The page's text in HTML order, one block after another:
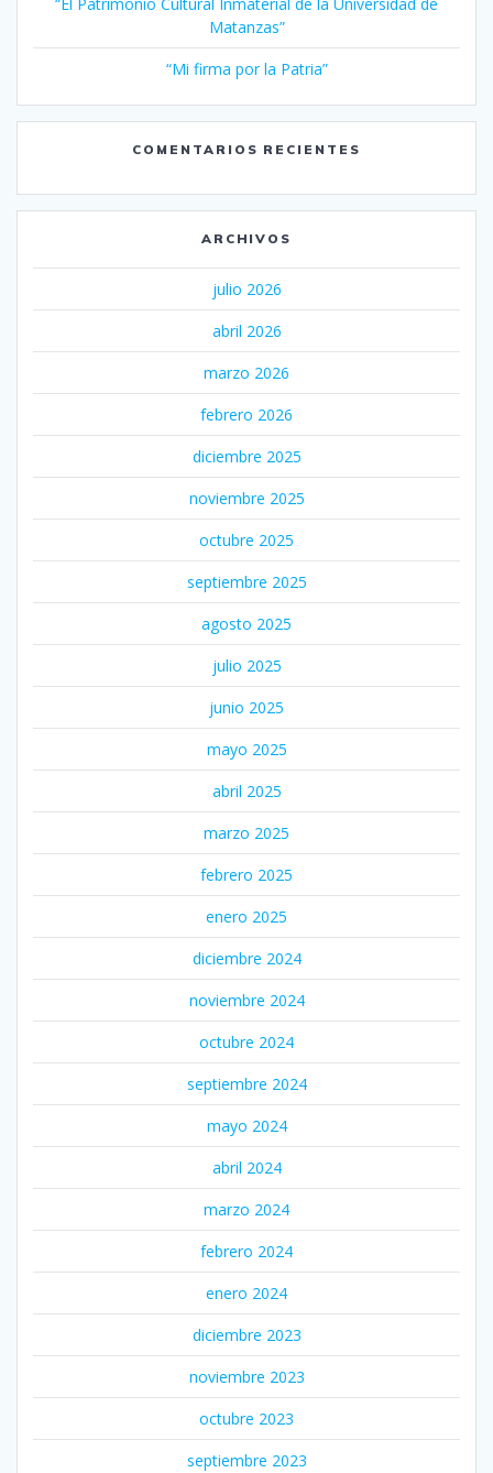
Matanzas”
“Mi firma por la Patria”
COMENTARIOS RECIENTES
ARCHIVOS
julio 2026
abril 2026
marzo 2026
febrero 2026
diciembre 2025
noviembre 2025
octubre 2025
septiembre 2025
agosto 2025
julio 2025
junio 2025
mayo 2025
abril 2025
marzo 2025
febrero 2025
enero 2025
diciembre 2024
noviembre 2024
octubre 2024
septiembre 2024
mayo 2024
abril 2024
marzo 2024
febrero 2024
enero 2024
diciembre 2023
noviembre 2023
octubre 2023
septiembre 2023